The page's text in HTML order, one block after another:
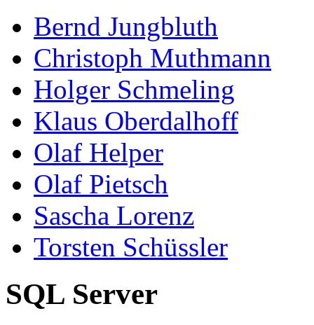
Bernd Jungbluth
Christoph Muthmann
Holger Schmeling
Klaus Oberdalhoff
Olaf Helper
Olaf Pietsch
Sascha Lorenz
Torsten Schüssler
SQL Server